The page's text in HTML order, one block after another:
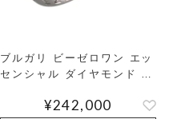
ブルガリ ビーゼロワン エッ
センシャル ダイヤモンド リ
¥242,000